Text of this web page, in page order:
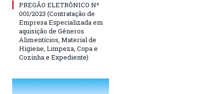
PREGÃO ELETRÔNICO Nº
001/2023 (Contratação de
Empresa Especializada em
aquisição de Gêneros
Alimentícios, Material de
Higiene, Limpeza, Copa e
Cozinha e Expediente)